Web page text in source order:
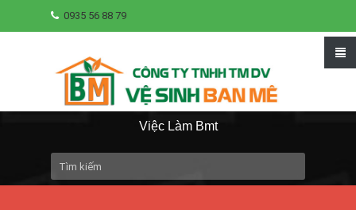
0935 56 88 79
Việc Làm Bmt